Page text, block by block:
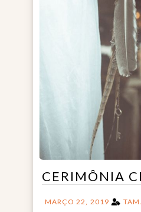
CERIMÔNIA
MARÇO 22, 2019